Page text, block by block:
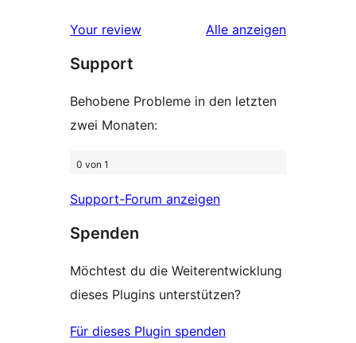
Rezensionen
Your review Alle Rezensionen
anzeigen
Support
Behobene Probleme in den letzten
zwei Monaten:
0 von 1
Support-Forum anzeigen
Spenden
Möchtest du die Weiterentwicklung
dieses Plugins unterstützen?
Für dieses Plugin spenden